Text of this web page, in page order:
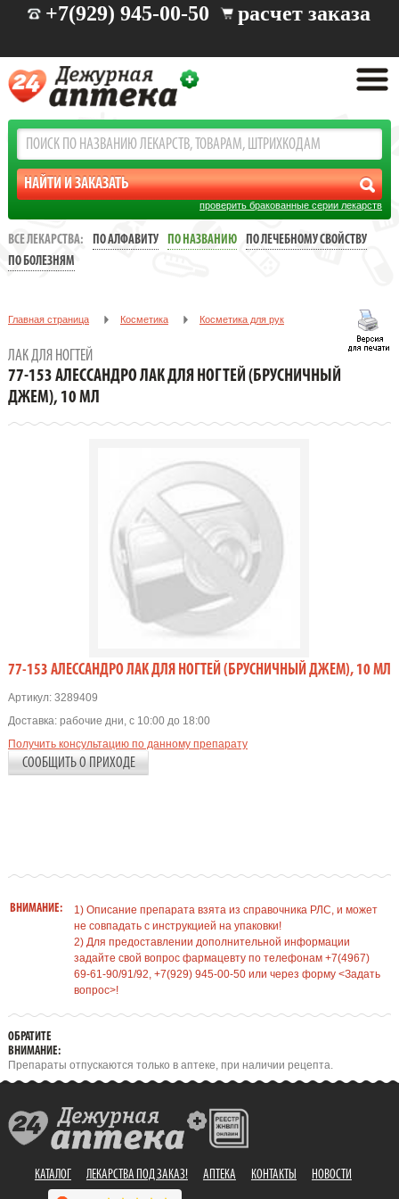
+7(929) 945-00-50 расчет заказа
проверить бракованные серии лекарств
ВСЕ ЛЕКАРСТВА: ПО АЛФАВИТУ ПО НАЗВАНИЮ
ПО ЛЕЧЕБНОМУ СВОЙСТВУ
ПО БОЛЕЗНЯМ
Главная страница Косметика Косметика для рук
77-153 Алессандро Лак для ногтей (Брусничный джем), 10 мл
ЛАК ДЛЯ НОГТЕЙ
77-153 АЛЕССАНДРО ЛАК ДЛЯ НОГТЕЙ (БРУСНИЧНЫЙ
ДЖЕМ), 10 МЛ
77-153 АЛЕССАНДРО ЛАК ДЛЯ НОГТЕЙ (БРУСНИЧНЫЙ ДЖЕМ), 10 МЛ
Артикул:3289409
Доставка: рабочие дни, с 10:00 до 18:00
Получить консультацию по данному препарату
СООБЩИТЬ О ПРИХОДЕ
ВНИМАНИЕ:
1) Описание препарата взята из справочника РЛС, и может
не совпадать с инструкцией на упаковки!
2) Для предоставлении дополнительной информации
задайте свой вопрос фармацевту по телефонам +7(4967)
69-61-90/91/92, +7(929) 945-00-50 или через форму <Задать
вопрос>!
ОБРАТИТЕ
ВНИМАНИЕ:
Препараты отпускаются только в аптеке, при наличии рецепта.
КАТАЛОГ ЛЕКАРСТВА ПОД ЗАКАЗ! АПТЕКА КОНТАКТЫ НОВОСТИ